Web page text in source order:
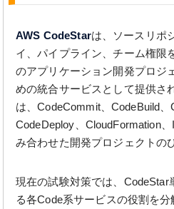
AWS CodeStarは、ソースリポ
イ、パイプライン、チーム権限
のアプリケーション開発プロジ
めの統合サービスとして提供さ
は、CodeCommit、CodeBuild、
CodeDeploy、CloudFormation
み合わせた開発プロジェクトの
現在の試験対策では、CodeStar
る各Code系サービスの役割を